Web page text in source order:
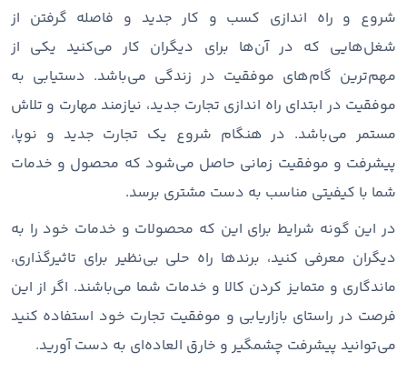
شروع و راه اندازی کسب و کار جدید و فاصله گرفتن از
شغل‌هایی که در آن‌ها برای دیگران کار می‌کنید یکی از
مهم‌ترین گام‌های موفقیت در زندگی می‌باشد. دستیابی به
موفقیت در ابتدای راه اندازی تجارت جدید، نیازمند مهارت و تلاش
مستمر می‌باشد. در هنگام شروع یک تجارت جدید و نوپا،
پیشرفت و موفقیت زمانی حاصل می‌شود که محصول و خدمات
شما با کیفیتی مناسب به دست مشتری برسد.
در این گونه شرایط برای این که محصولات و خدمات خود را به
دیگران معرفی کنید، برندها راه حلی بی‌نظیر برای تاثیرگذاری،
ماندگاری و متمایز کردن کالا و خدمات شما می‌باشند. اگر از این
فرصت در راستای بازاریابی و موفقیت تجارت خود استفاده کنید
می‌توانید پیشرفت چشمگیر و خارق العاده‌ای به دست آورید.